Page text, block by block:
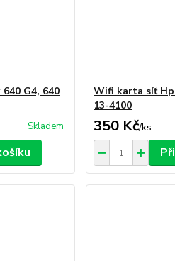
G4, 640
Skladem
Wifi karta síť Hp
13-4100
350 Kč/ks